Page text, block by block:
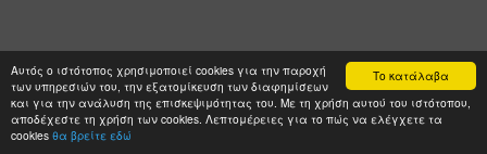
Το κατάλαβα
Αυτός ο ιστότοπος χρησιμοποιεί cookies για την παροχή
των υπηρεσιών του, την εξατομίκευση των διαφημίσεων
και για την ανάλυση της επισκεψιμότητας του. Με τη χρήση αυτού του ιστότοπου,
αποδέχεστε τη χρήση των cookies. Λεπτομέρειες για το πώς να ελέγχετε τα
cookies θα βρείτε εδώ